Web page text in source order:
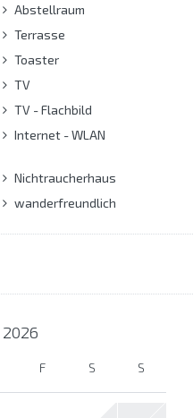
Abstellraum
Terrasse
Toaster
TV
TV - Flachbild
Internet - WLAN
Nichtraucherhaus
wanderfreundlich
2026
F S S